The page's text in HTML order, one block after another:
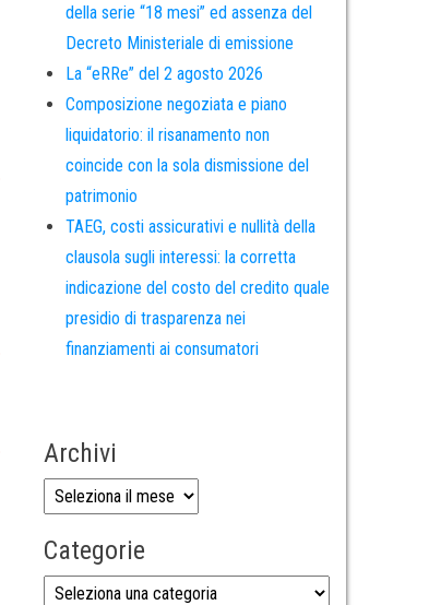
della serie “18 mesi” ed assenza del
Decreto Ministeriale di emissione
La “eRRe” del 2 agosto 2026
Composizione negoziata e piano
liquidatorio: il risanamento non
coincide con la sola dismissione del
patrimonio
TAEG, costi assicurativi e nullità della
clausola sugli interessi: la corretta
indicazione del costo del credito quale
presidio di trasparenza nei
finanziamenti ai consumatori
Archivi
Categorie